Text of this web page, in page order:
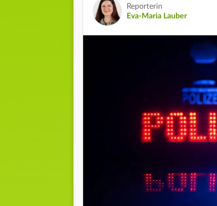
Reporterin
Eva-Maria Lauber